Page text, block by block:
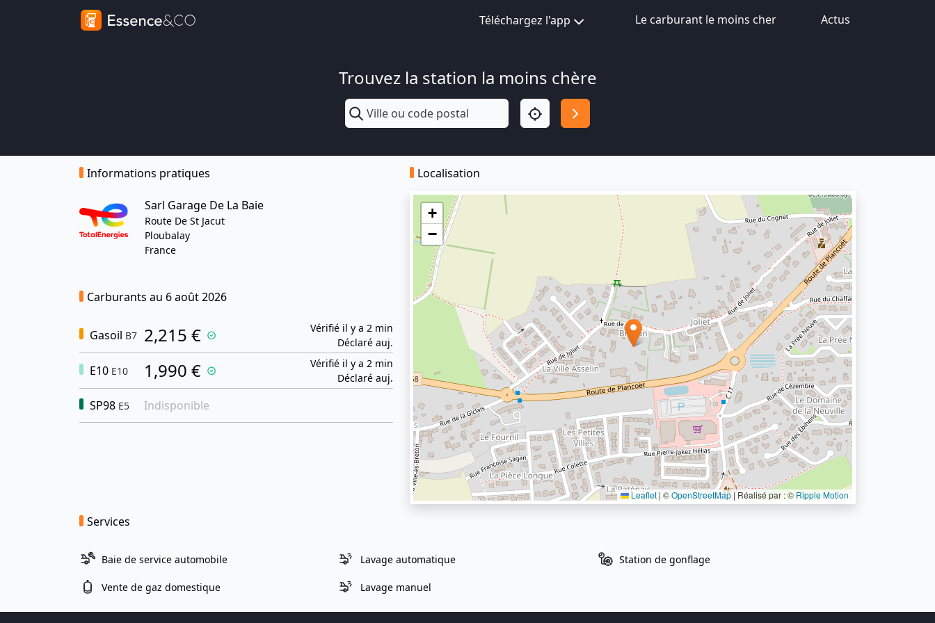
Téléchargez l'app Le carburant le moins cher Actus
Trouvez la station la moins chère
Informations pratiques
Sarl Garage De La Baie
Route De St Jacut
Ploubalay
France
Carburants au 6 août 2026
Gasoil B7 2,215 €
Vérifié il y a 2 min
Déclaré auj.
E10 E10 1,990 €
Vérifié il y a 2 min
Déclaré auj.
SP98 E5 Indisponible
Localisation
+
−
Leaflet | ©OpenStreetMap | Réalisé par : © Ripple Motion
Services
Baie de service automobile Lavage automatique Station de gonflage
Vente de gaz domestique Lavage manuel